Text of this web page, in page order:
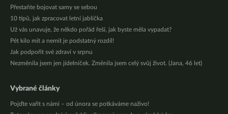
Přestaňte bojovat samy se sebou
10 tipů, jak zpracovat letní jablíčka
Už vás unavuje, že někdo pořád řeší, jak byste měla vypadat?
Pět kilo mít a nemít je podstatný rozdíl!
Jak podpořit své zdraví v srpnu
Nezměnila jsem jen jídelníček. Změnila jsem celý svůj život. (Jana, 46 let)
Vybrané články
Pojďte vařit s námi – od února se potkáváme naživo!